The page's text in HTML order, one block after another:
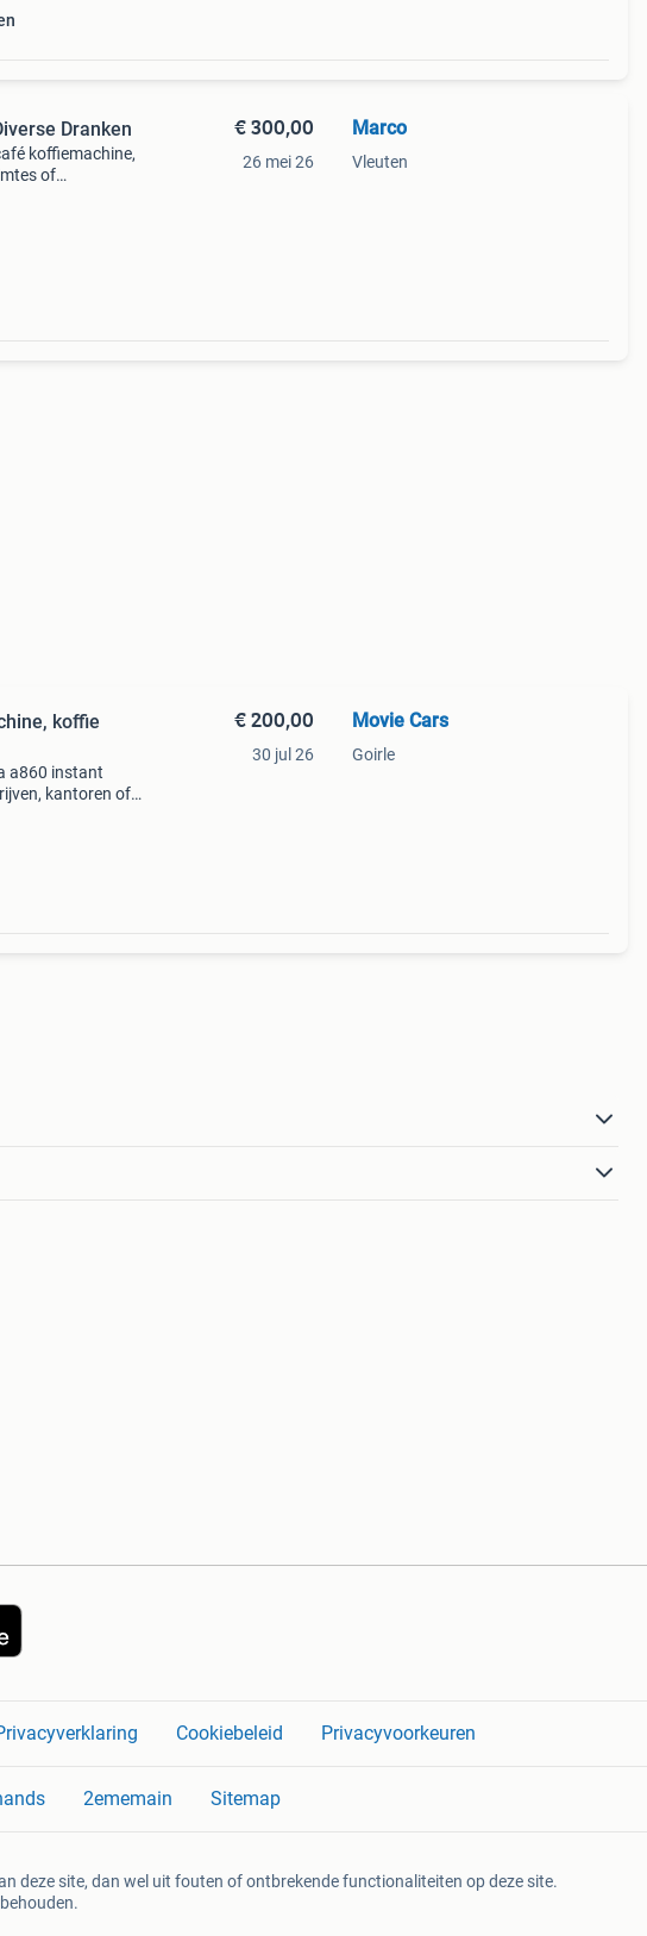
Dranken
koffiemachine,
of
€ 300,00
26 mei 26
Marco
Vleuten
koffie
a860 instant
kantoren of
€ 200,00
30 jul 26
Movie Cars
Goirle
Cookiebeleid Privacyvoorkeuren
2ememain Sitemap
deze site, dan wel uit fouten of ontbrekende functionaliteiten op deze site.